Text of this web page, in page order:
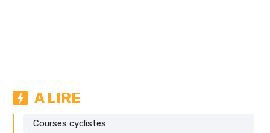
A LIRE
Courses cyclistes